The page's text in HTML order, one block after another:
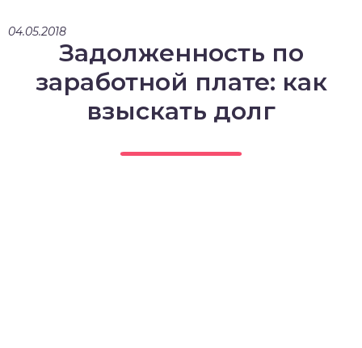
04.05.2018
Задолженность по
заработной плате: как
взыскать долг